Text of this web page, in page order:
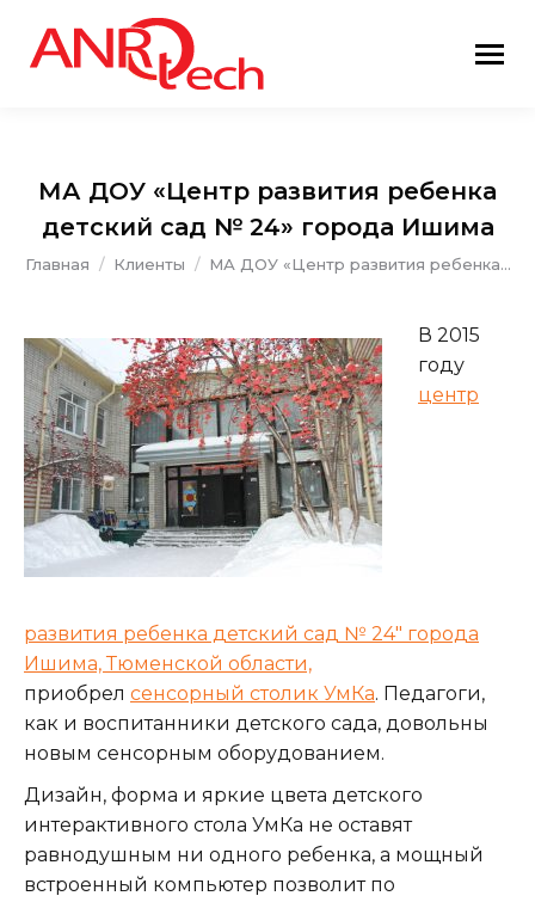
МА ДОУ «Центр развития ребенка
детский сад № 24» города Ишима
Вы здесь:
Главная Клиенты МА ДОУ «Центр развития ребенка…
В 2015
году
центр
развития ребенка детский сад № 24″ города
Ишима, Тюменской области,
приобрел сенсорный столик УмКа. Педагоги,
как и воспитанники детского сада, довольны
новым сенсорным оборудованием.
Дизайн, форма и яркие цвета детского
интерактивного стола УмКа не оставят
равнодушным ни одного ребенка, а мощный
встроенный компьютер позволит по